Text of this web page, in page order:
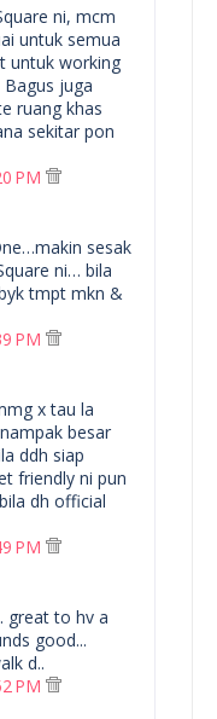
ni, mcm
untuk semua
untuk working
Bagus juga
ruang khas
sekitar pon
PM
sesak
ni… bila
tmpt mkn &
PM
x tau la
besar
ddh siap
friendly ni pun
dh official
PM
great to hv a
good...
d..
PM